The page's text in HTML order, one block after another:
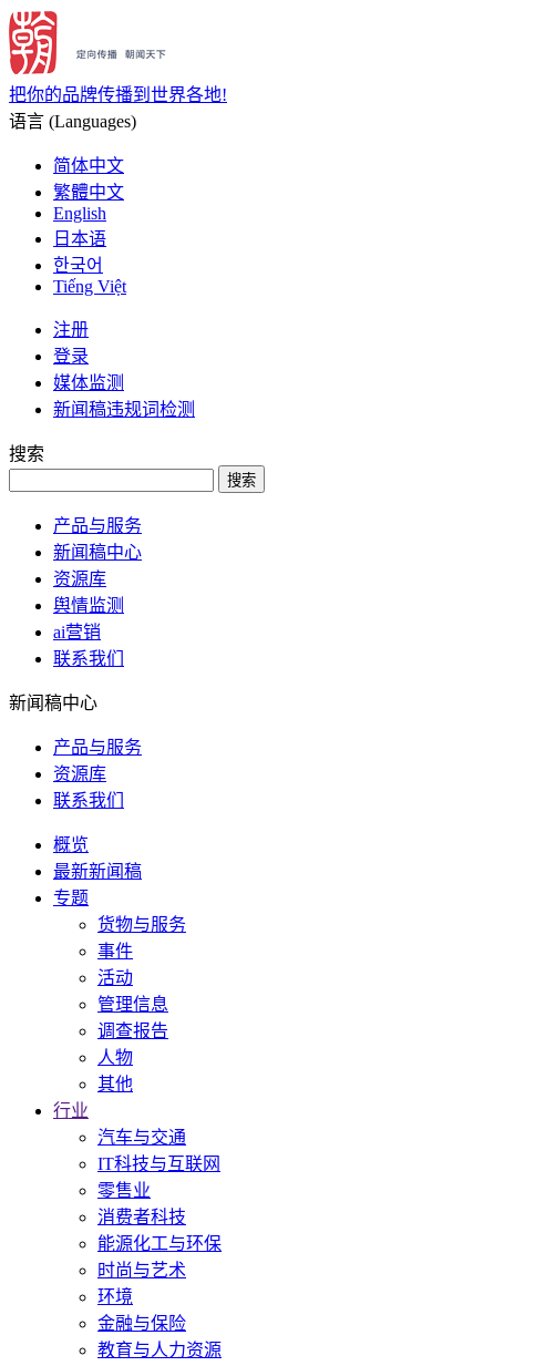
把你的品牌传播到世界各地!
语言 (Languages)
简体中文
繁體中文
English
日本语
한국어
Tiếng Việt
注册
登录
媒体监测
新闻稿违规词检测
搜索
搜索
产品与服务
新闻稿中心
资源库
舆情监测
ai营销
联系我们
新闻稿中心
产品与服务
资源库
联系我们
概览
最新新闻稿
专题
货物与服务
事件
活动
管理信息
调查报告
人物
其他
行业
汽车与交通
IT科技与互联网
零售业
消费者科技
能源化工与环保
时尚与艺术
环境
金融与保险
教育与人力资源